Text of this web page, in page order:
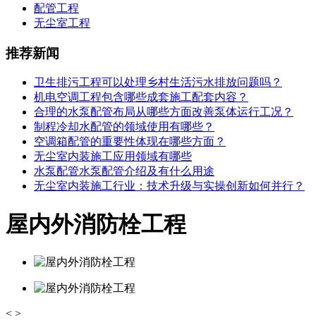
配管工程
无尘室工程
推荐新闻
卫生排污工程可以处理乡村生活污水排放问题吗？
机电空调工程包含哪些成套施工配套内容？
合理的水泵配管布局从哪些方面改善泵体运行工况？
制程冷却水配管的领域使用有哪些？
空调箱配管的重要性体现在哪些方面？
无尘室内装施工应用领域有哪些
水泵配管水泵配管介绍及有什么用途
无尘室内装施工行业：技术升级与实操创新如何并行？
屋内外消防栓工程
< >